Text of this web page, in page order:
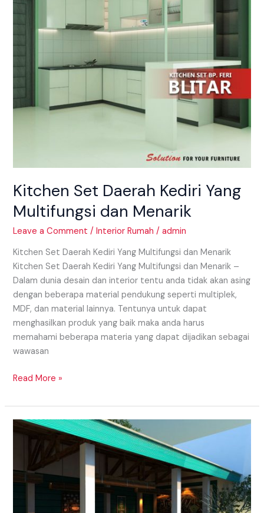
Kitchen Set Daerah Kediri Yang
Multifungsi dan Menarik
Leave a Comment /Interior Rumah /admin
Kitchen Set Daerah Kediri Yang Multifungsi dan Menarik
Kitchen Set Daerah Kediri Yang Multifungsi dan Menarik –
Dalam dunia desain dan interior tentu anda tidak akan asing
dengan beberapa material pendukung seperti multiplek,
MDF, dan material lainnya. Tentunya untuk dapat
menghasilkan produk yang baik maka anda harus
memahami beberapa materia yang dapat dijadikan sebagai
wawasan
Multifungsi
dan
Menarik
Read More »
Interior
Daerah
Sukoharjo
Yang